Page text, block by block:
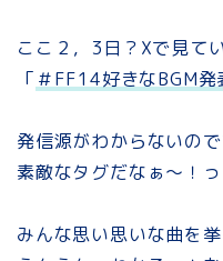
ここ２，3日？Xで見て
「 ＃FF14好きなBGM発
発信源がわからないので
素敵なタグだなぁ～！
みんな思い思いな曲を挙